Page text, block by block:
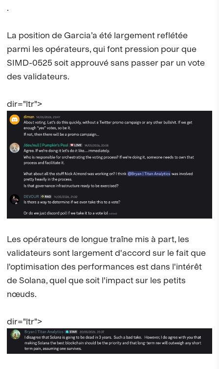
.
La position de Garcia’a été largement reflétée
parmi les opérateurs, qui font pression pour que
SIMD-0525 soit approuvé sans passer par un vote
des validateurs.
dir="ltr">
Les opérateurs de longue traîne mis à part, les
validateurs sont largement d'accord sur le fait que
l'optimisation des performances est dans l'intérêt
de Solana, quel que soit l'impact sur les petits
nœuds.
dir="ltr">